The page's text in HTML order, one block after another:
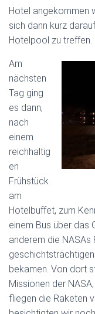
Hotel angekommen
sich dann kurz
Hotelpool zu treffen.
Am
nächsten
Tag ging
es dann,
nach
einem
reichhaltig
en
Frühstück
am
Hotelbuffet, zum
einem Bus über das
anderem die NASAs
bekamen. Von dort
Missionen der
fliegen die Raketen